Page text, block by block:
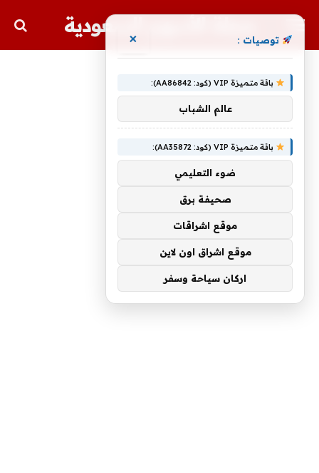
مجلة الأسهم السعودية
توصيات : ×
باقة متميزة VIP (كود: AA86842):
عالم الشباب
باقة متميزة VIP (كود: AA35872):
ضوء التعليمي
صحيفة برق
موقع اشراقات
موقع اشراق اون لاين
اركان سياحة وسفر